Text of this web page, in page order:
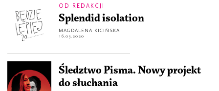
OD REDAKCJI
Splendid isolation
MAGDALENA KICIŃSKA
16.03.2020
Śledztwo Pisma. Nowy projekt
do słuchania